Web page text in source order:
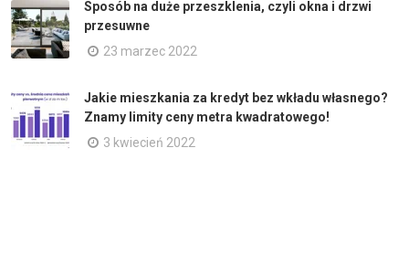
Sposób na duże przeszklenia, czyli okna i drzwi
przesuwne
23 marzec 2022
Jakie mieszkania za kredyt bez wkładu własnego?
Znamy limity ceny metra kwadratowego!
3 kwiecień 2022